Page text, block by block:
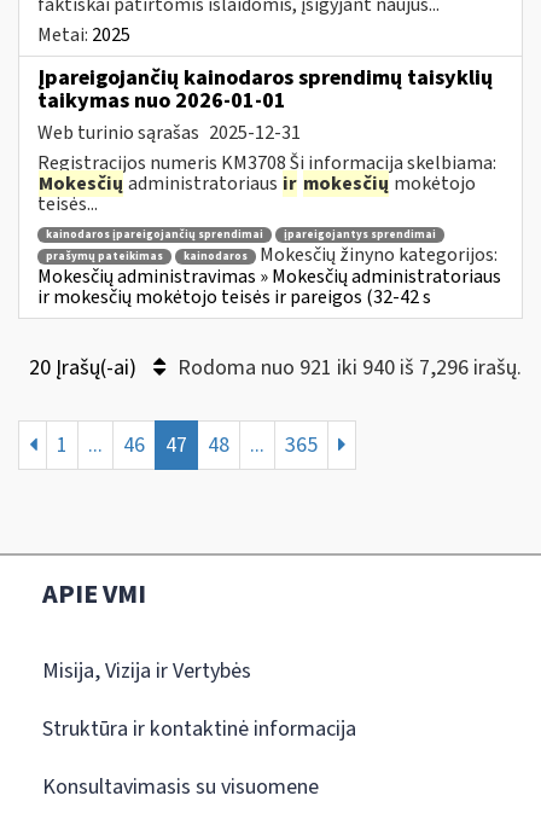
Metai: 2025
Įpareigojančių kainodaros sprendimų taisyklių
taikymas nuo 2026-01-01
Web turinio sąrašas 2025-12-31
Registracijos numeris KM3708 Ši informacija skelbiama:
Mokesčių administratoriaus ir mokesčių mokėtojo
teisės...
kainodaros įpareigojančių sprendimai
įpareigojantys sprendimai
prašymų pateikimas
kainodaros
Mokesčių žinyno kategorijos:
Mokesčių administravimas » Mokesčių administratoriaus
ir mokesčių mokėtojo teisės ir pareigos (32-42 s
20 Įrašų(-ai) Rodoma nuo 921 iki 940 iš 7,296 irašų.
1 ... 46 47 48 ... 365
APIE VMI
Misija, Vizija ir Vertybės
Struktūra ir kontaktinė informacija
Konsultavimasis su visuomene